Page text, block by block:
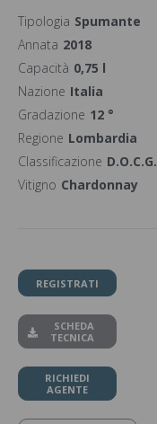
Tipologia Spumante
Annata 2018
Capacità 0,75 l
Nazione Italia
Gradazione 12 °
Regione Lombardia
Classificazione D.O.C.G.
Vitigno Chardonnay
REGISTRATI
SCHEDA
TECNICA
RICHIEDI
AGENTE